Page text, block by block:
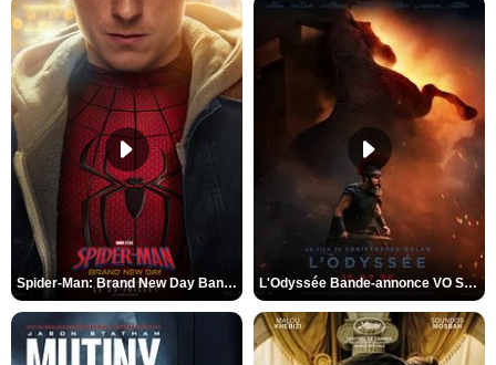
Spider-Man: Brand New Day Bande-annonce VO STFR L'Odyssée Bande-annonce VO STFR